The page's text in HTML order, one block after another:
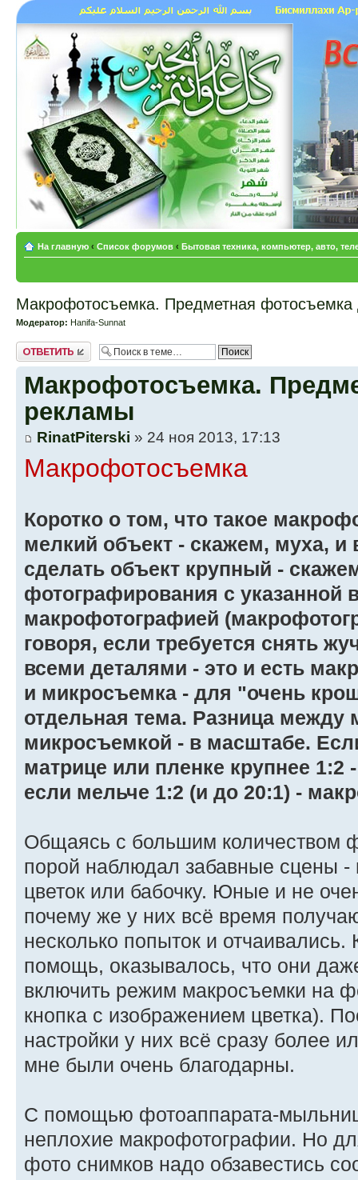
На главную ‹ Список форумов ‹ Бытовая техника, компьютер, авто,
Макрофотосъемка. Предметная
Модератор: Hanifa-Sunnat
Ответить
Макрофотосъемка.
рекламы
RinatPiterski » 24 ноя 2013, 17:13
Макрофотосъемка
Коротко о том, что такое
мелкий объект - скажем, муха, и
сделать объект крупный -
фотографирования с
макрофотографией
говоря, если требуется снять
всеми деталями - это и есть
и микросъемка - для "очень
отдельная тема. Разница между
микросъемкой - в масштабе.
матрице или пленке крупнее 1:2
если мельче 1:2 (и до 20:1) -
Общаясь с большим количеством
порой наблюдал забавные сцены -
цветок или бабочку. Юные и не
почему же у них всё время
несколько попыток и
помощь, оказывалось, что они
включить режим макросъемки на
кнопка с изображением цветка).
настройки у них всё сразу более
мне были очень благодарны.
С помощью фотоаппарата-
неплохие макрофотографии. Но
фото снимков надо обзавестись